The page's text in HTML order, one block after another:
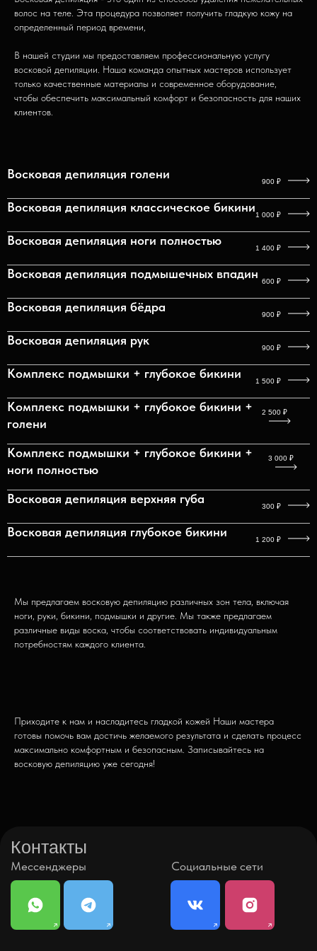
волос на теле. Эта процедура позволяет получить гладкую кожу на
определенный период времени,
В нашей студии мы предоставляем профессиональную услугу
восковой депиляции. Наша команда опытных мастеров использует
только качественные материалы и современное оборудование,
чтобы обеспечить максимальный комфорт и безопасность для наших
клиентов.
Восковая депиляция голени
900 ₽
Восковая депиляция классическое бикини
1 000 ₽
Восковая депиляция ноги полностью
1 400 ₽
Восковая депиляция подмышечных впадин
600 ₽
Восковая депиляция бёдра
900 ₽
Восковая депиляция рук
900 ₽
Комплекс подмышки + глубокое бикини
1 500 ₽
Комплекс подмышки + глубокое бикини +
голени
2 500 ₽
Комплекс подмышки + глубокое бикини +
ноги полностью
3 000 ₽
Восковая депиляция верхняя губа
300 ₽
Восковая депиляция глубокое бикини
1 200 ₽
Мы предлагаем восковую депиляцию различных зон тела, включая
ноги, руки, бикини, подмышки и другие. Мы также предлагаем
различные виды воска, чтобы соответствовать индивидуальным
потребностям каждого клиента.
Приходите к нам и насладитесь гладкой кожей Наши мастера
готовы помочь вам достичь желаемого результата и сделать процесс
максимально комфортным и безопасным. Записывайтесь на
восковую депиляцию уже сегодня!
Контакты
г. Вологда, ул. Мира 34 посмотреть на карте
сб-вс 10:00-18:00
ООО «ПРОФИМЕД» ИНН 3500003975 ОГРН 1243500001260
старше 18 лет. Об имеющихся противопоказаниях или для
получения более подробной информации необходимо
проконсультироваться со специалистом.
+7(911) 539-00-77